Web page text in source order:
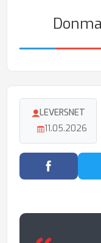
LEVERSNET
11.05.2026